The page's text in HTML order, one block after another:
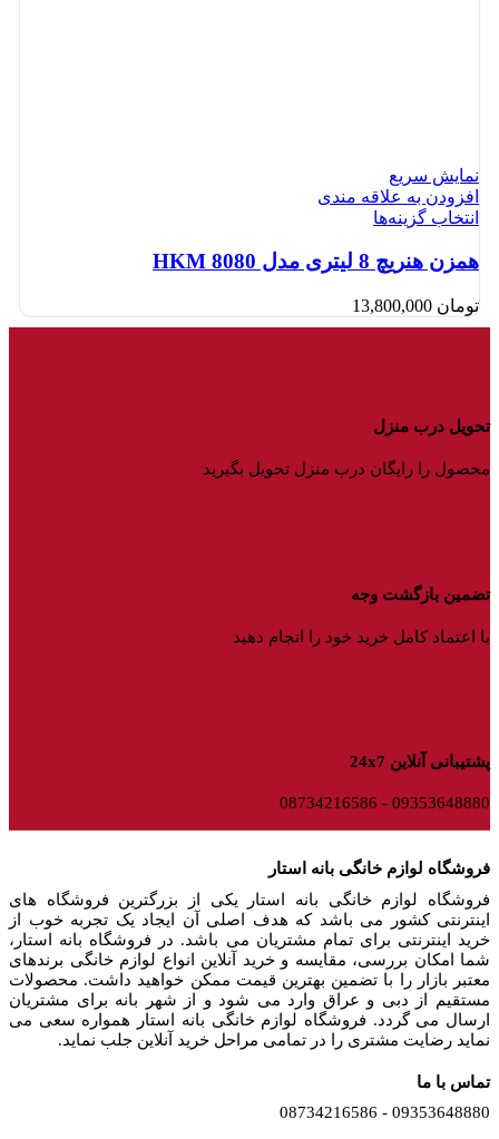
نمایش سریع
افزودن به علاقه مندی
انتخاب گزینه‌ها
همزن هنریچ 8 لیتری مدل HKM 8080
تومان
تحویل درب منزل
محصول را رایگان درب منزل تحویل بگیرید
تضمین بازگشت وجه
با اعتماد کامل خرید خود را انجام دهید
پشتیبانی آنلاین 24x7
09353648880 - 08734216586
فروشگاه لوازم خانگی بانه استار
فروشگاه لوازم خانگی بانه استار یکی از بزرگترین فروشگاه های
اینترنتی کشور می باشد که هدف اصلی آن ایجاد یک تجربه خوب از
خرید اینترنتی برای تمام مشتریان می باشد. در فروشگاه بانه استار،
شما امکان بررسی، مقایسه و خرید آنلاین انواع لوازم خانگی برندهای
معتبر بازار را با تضمین بهترین قیمت ممکن خواهید داشت. محصولات
مستقیم از دبی و عراق وارد می شود و از شهر بانه برای مشتریان
ارسال می گردد. فروشگاه لوازم خانگی بانه استار همواره سعی می
نماید رضایت مشتری را در تمامی مراحل خرید آنلاین جلب نماید.
تماس با ما
09353648880 - 08734216586